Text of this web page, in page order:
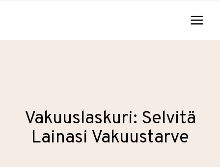
Vakuuslaskuri: Selvitä
Lainasi Vakuustarve